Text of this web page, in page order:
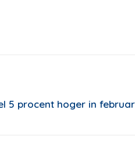
5 procent hoger in